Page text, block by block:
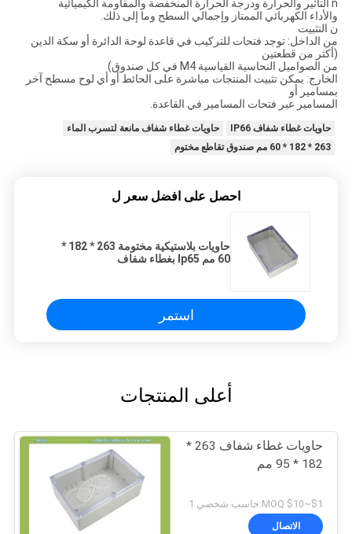
n التأثير والحرارة ودرجة الحرارة المنخفضة والمقاومة الكيميائية
والأداء الكهربائي الممتاز وإجمالي السطح وما إلى ذلك.
ن التثبيت
من الداخل: توجد فتحات للتركيب في قاعدة لوحة الدائرة أو سكة الدين
(أكثر من قطعتين
من الصواميل النحاسية القياسية M4 في كل صندوق)
الخارج: يمكن تثبيت المنتجات مباشرة على الحائط أو أي لوح مسطح آخر
بمسامير أو
المسامير عبر فتحات المسامير في القاعدة.
حاويات غطاء شفاف IP66
حاويات غطاء شفاف مانعة لتسرب الماء
263 * 182 * 60 مم صندوق تقاطع مختوم
احصل على افضل سعر ل
حاويات بلاستيكية مختومة 263 * 182 *
60 مم Ip65 بغطاء شفاف
استمر
أعلى المنتجات
حاويات غطاء شفاف 263 *
182 * 95 مم
$1~$10 MOQ:حاسب شخصي 1
الاتصال